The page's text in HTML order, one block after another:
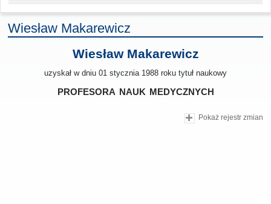
Wiesław Makarewicz
Wiesław Makarewicz
uzyskał w dniu 01 stycznia 1988 roku tytuł naukowy
profesora nauk medycznych
Pokaż rejestr zmian